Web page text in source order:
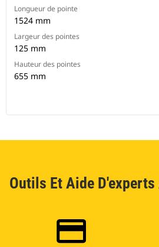
Longueur de pointe
1524 mm
Largeur des pointes
125 mm
Hauteur des pointes
655 mm
Outils Et Aide D'experts